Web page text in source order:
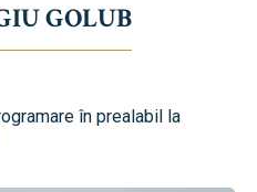
GOLUB
în prealabil la